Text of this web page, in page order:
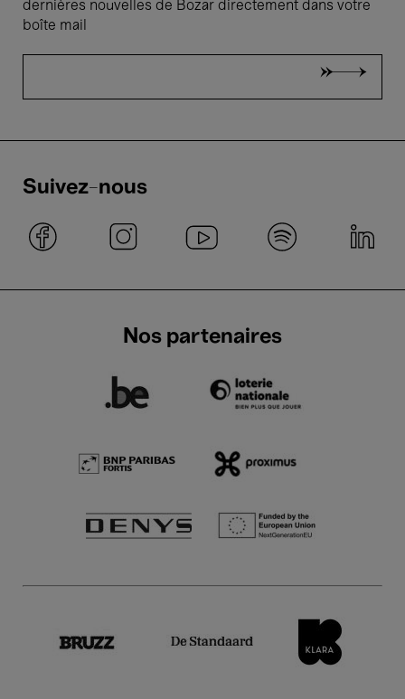
dernières nouvelles de Bozar directement dans votre
boîte mail
Suivez-nous
Nos partenaires